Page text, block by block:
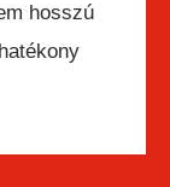
hosszú